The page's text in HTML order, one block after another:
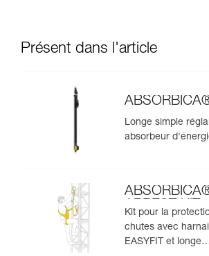
Présent dans l'article
Longe simple
absorbeur
ARREST KIT
Kit pour la
chutes avec
EASYFIT et longe